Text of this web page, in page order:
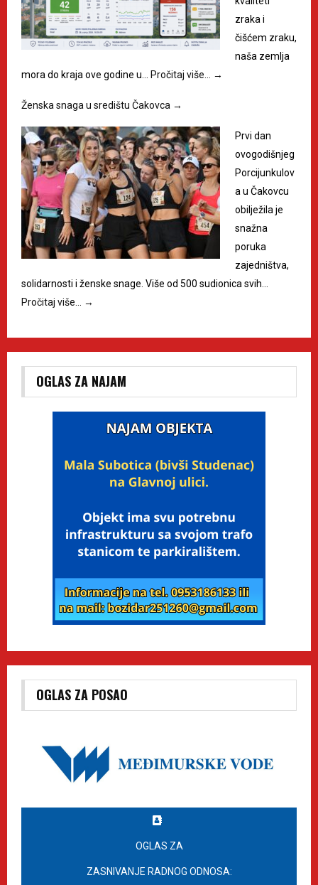
zraka i
čišćem zraku,
naša zemlja
mora do kraja ove godine u… Pročitaj više… →
Ženska snaga u središtu Čakovca →
Prvi dan
ovogodišnjeg
Porcijunkulov
a u Čakovcu
obilježila je
snažna
poruka
zajedništva,
solidarnosti i ženske snage. Više od 500 sudionica svih…
Pročitaj više… →
OGLAS ZA NAJAM
OGLAS ZA POSAO
OGLAS ZA
ZASNIVANJE RADNOG ODNOSA: